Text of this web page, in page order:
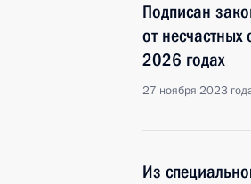
Подписан
от
2026 годах
27 ноября 2023
Из